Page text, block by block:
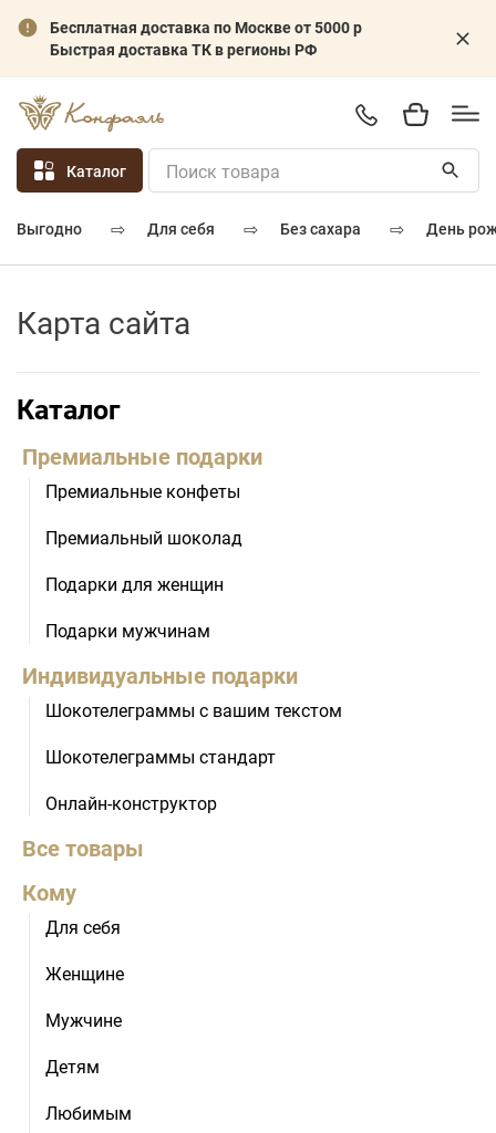
Бесплатная доставка по Москве от 5000 р
Быстрая доставка ТК в регионы РФ
Каталог
выгодно ⇨ для себя ⇨ без сахара ⇨ день
Карта сайта
Каталог
Премиальные подарки
Премиальные конфеты
Премиальный шоколад
Подарки для женщин
Подарки мужчинам
Индивидуальные подарки
Шокотелеграммы с вашим текстом
Шокотелеграммы стандарт
Онлайн-конструктор
Все товары
Кому
Для себя
Женщине
Мужчине
Детям
Любимым